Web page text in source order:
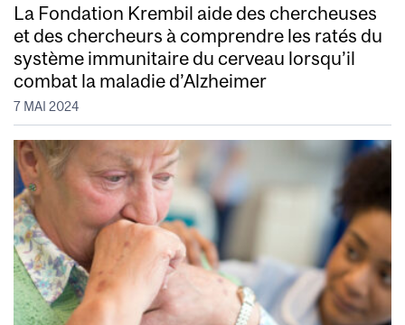
La Fondation Krembil aide des chercheuses
et des chercheurs à comprendre les ratés du
système immunitaire du cerveau lorsqu’il
combat la maladie d’Alzheimer
7 MAI 2024